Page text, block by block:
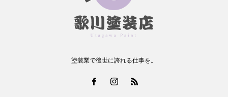
塗装業で後世に誇れる仕事を。